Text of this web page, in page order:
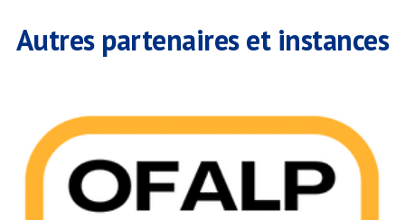
Autres partenaires et instances